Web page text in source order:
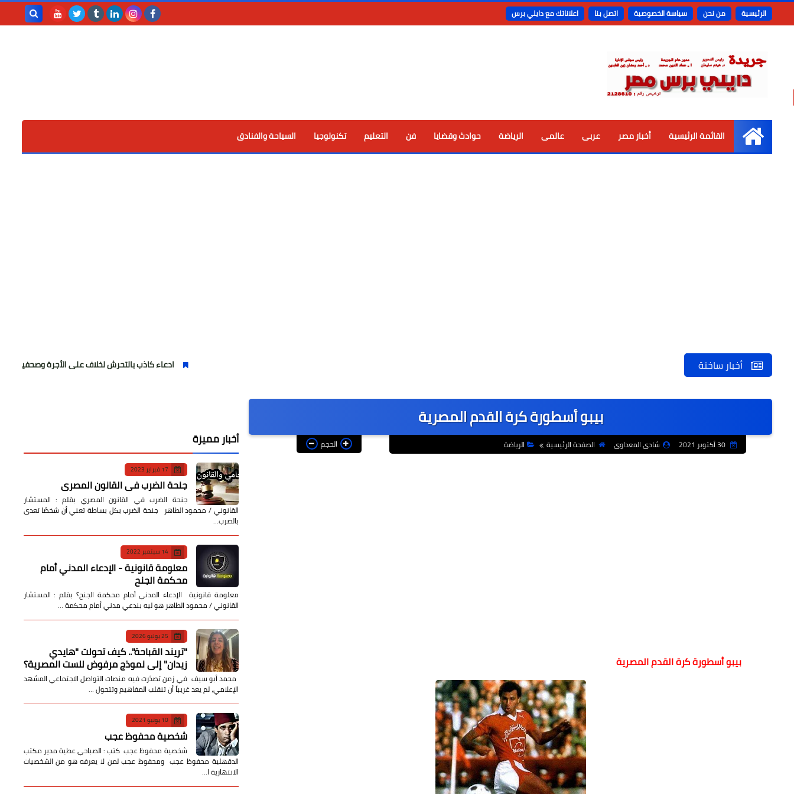
الرئيسية من نحن سياسة الخصوصية اتصل بنا اعلاناتك مع دايلي برس
الرئيسية
القائمة الرئيسية أخبار مصر عربى عالمى الرياضة حوادث وقضايا فن التعليم تكنولوجيا السياحة والفنادق
أخبار ساخنة ادعاء كاذب بالتحرش لخلاف على الأجرة وصحفية وهمية
بيبو أسطورة كرة القدم المصرية
30 أكتوبر 2021 شادى المعداوى الصفحة الرئيسية الرياضة الحجم
بيبو أسطورة كرة القدم المصرية
أخبار مميزة
17 فبراير 2023
جنحة الضرب في القانون المصري
جنحة الضرب في القانون المصري بقلم : المستشار
القانوني / محمود الطاهر جنحة الضرب بكل بساطة تعني أن شخصًا تعدى
بالضرب…
14 سبتمبر 2022
معلومة قانونية - الإدعاء المدني أمام
محكمة الجنح
معلومة قانونية الإدعاء المدني أمام محكمة الجنح؟ بقلم : المستشار
القانوني / محمود الطاهر هو ليه بندعي مدني أمام محكمة …
25 يوليو 2026
​"تريند القباحة".. كيف تحولت "هايدي
زيدان" إلى نموذج مرفوض للست المصرية؟
​ محمد أبو سيف ​في زمن تصدّرت فيه منصات التواصل الاجتماعي المشهد
الإعلامي، لم يعد غريباً أن تنقلب المفاهيم وتتحول …
10 يونيو 2021
شخصية محفوظ عجب
شخصية محفوظ عجب كتب : الصباحي عطية مدير مكتب
الدقهلية محفوظ عجب ومحفوظ عجب لمن لا يعرفه هو من الشخصيات
الانتهازية ا…